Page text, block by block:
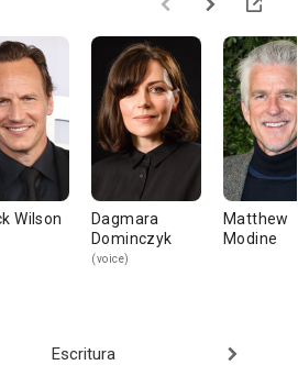
Wilson
Dagmara
Dominczyk
(voice)
Matthew
Modine
Escritura